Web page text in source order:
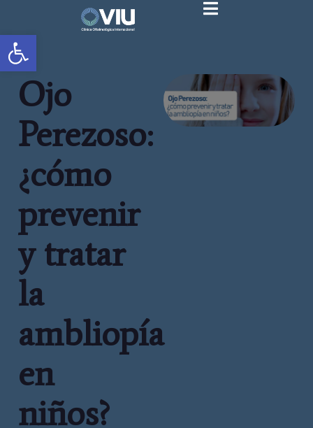
Abrir barra de herramientas
Ojo
Perezoso:
¿cómo
prevenir
y tratar
la
ambliopía
en
niños?